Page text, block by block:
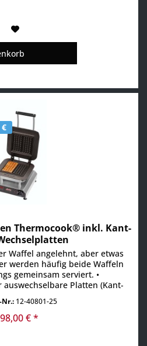
Thermocook® inkl. Kant-
Waffel angelehnt, aber etwas
werden häufig beide Waffeln
gemeinsam serviert. •
Platten (Kant-
Wechselplatten erhältlich,
Crêpes, Paninis, Pancakes,
12-40801-25
€ *